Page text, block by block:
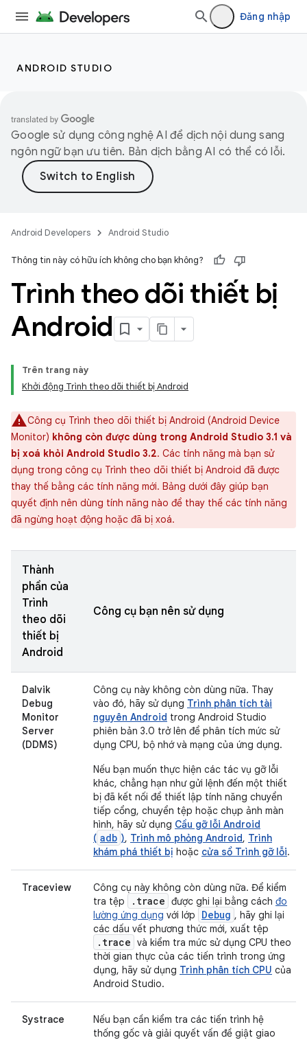
Đăng nhập
ANDROID STUDIO
Google sử dụng công nghệ AI để dịch nội dung sang
ngôn ngữ bạn ưu tiên. Bản dịch bằng AI có thể có lỗi.
Android Developers Android Studio
Thông tin này có hữu ích không cho bạn không?
Trình theo dõi thiết bị
Android
Trên trang này
Khởi động Trình theo dõi thiết bị Android
Công cụ Trình theo dõi thiết bị Android (Android Device
Monitor) không còn được dùng trong Android Studio 3.1 và
bị xoá khỏi Android Studio 3.2. Các tính năng mà bạn sử
dụng trong công cụ Trình theo dõi thiết bị Android đã được
thay thế bằng các tính năng mới. Bảng dưới đây giúp bạn
quyết định nên dùng tính năng nào để thay thế các tính năng
đã ngừng hoạt động hoặc đã bị xoá.
Thành
phần của
Trình
theo dõi
thiết bị
Android
Công cụ bạn nên sử dụng
Dalvik
Debug
Monitor
Server
(DDMS)
Công cụ này không còn dùng nữa. Thay
vào đó, hãy sử dụng Trình phân tích tài
nguyên Android trong Android Studio
phiên bản 3.0 trở lên để phân tích mức sử
dụng CPU, bộ nhớ và mạng của ứng dụng.
Nếu bạn muốn thực hiện các tác vụ gỡ lỗi
khác, chẳng hạn như gửi lệnh đến một thiết
bị đã kết nối để thiết lập tính năng chuyển
tiếp cổng, chuyển tệp hoặc chụp ảnh màn
hình, hãy sử dụng Cầu gỡ lỗi Android
( adb ), Trình mô phỏng Android, Trình
khám phá thiết bị hoặc cửa sổ Trình gỡ lỗi.
Traceview
Công cụ này không còn dùng nữa. Để kiểm
tra tệp
.trace được ghi lại bằng cách đo
lường ứng dụng với lớp Debug , hãy ghi lại
các dấu vết phương thức mới, xuất tệp
.trace và kiểm tra mức sử dụng CPU theo
thời gian thực của các tiến trình trong ứng
dụng, hãy sử dụng Trình phân tích CPU của
Android Studio.
Systrace
Nếu bạn cần kiểm tra các tiến trình hệ
thống gốc và giải quyết vấn đề giật giao